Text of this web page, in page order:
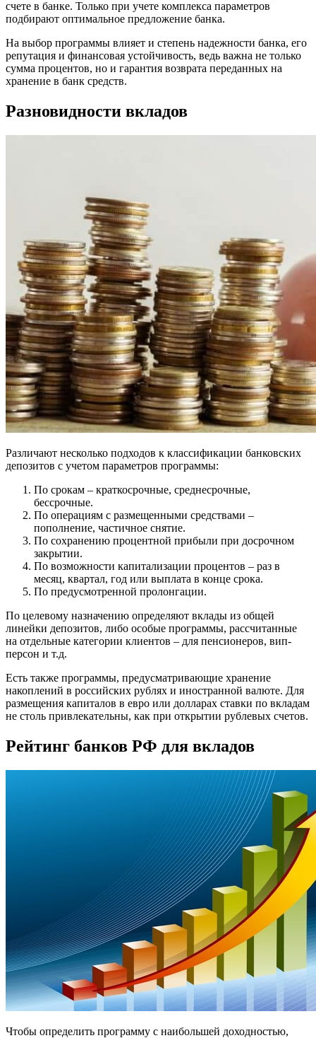
счете в банке. Только при учете комплекса параметров
подбирают оптимальное предложение банка.
На выбор программы влияет и степень надежности банка, его
репутация и финансовая устойчивость, ведь важна не только
сумма процентов, но и гарантия возврата переданных на
хранение в банк средств.
Разновидности вкладов
Различают несколько подходов к классификации банковских
депозитов с учетом параметров программы:
По срокам – краткосрочные, среднесрочные,
бессрочные.
По операциям с размещенными средствами –
пополнение, частичное снятие.
По сохранению процентной прибыли при досрочном
закрытии.
По возможности капитализации процентов – раз в
месяц, квартал, год или выплата в конце срока.
По предусмотренной пролонгации.
По целевому назначению определяют вклады из общей
линейки депозитов, либо особые программы, рассчитанные
на отдельные категории клиентов – для пенсионеров, вип-
персон и т.д.
Есть также программы, предусматривающие хранение
накоплений в российских рублях и иностранной валюте. Для
размещения капиталов в евро или долларах ставки по вкладам
не столь привлекательны, как при открытии рублевых счетов.
Рейтинг банков РФ для вкладов
Чтобы определить программу с наибольшей доходностью,